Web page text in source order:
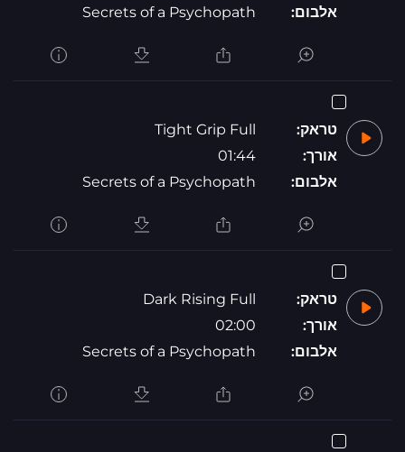
אלבום:
Secrets of a Psychopath
טראק:
Tight Grip Full
אורך:
01:44
אלבום:
Secrets of a Psychopath
טראק:
Dark Rising Full
אורך:
02:00
אלבום:
Secrets of a Psychopath